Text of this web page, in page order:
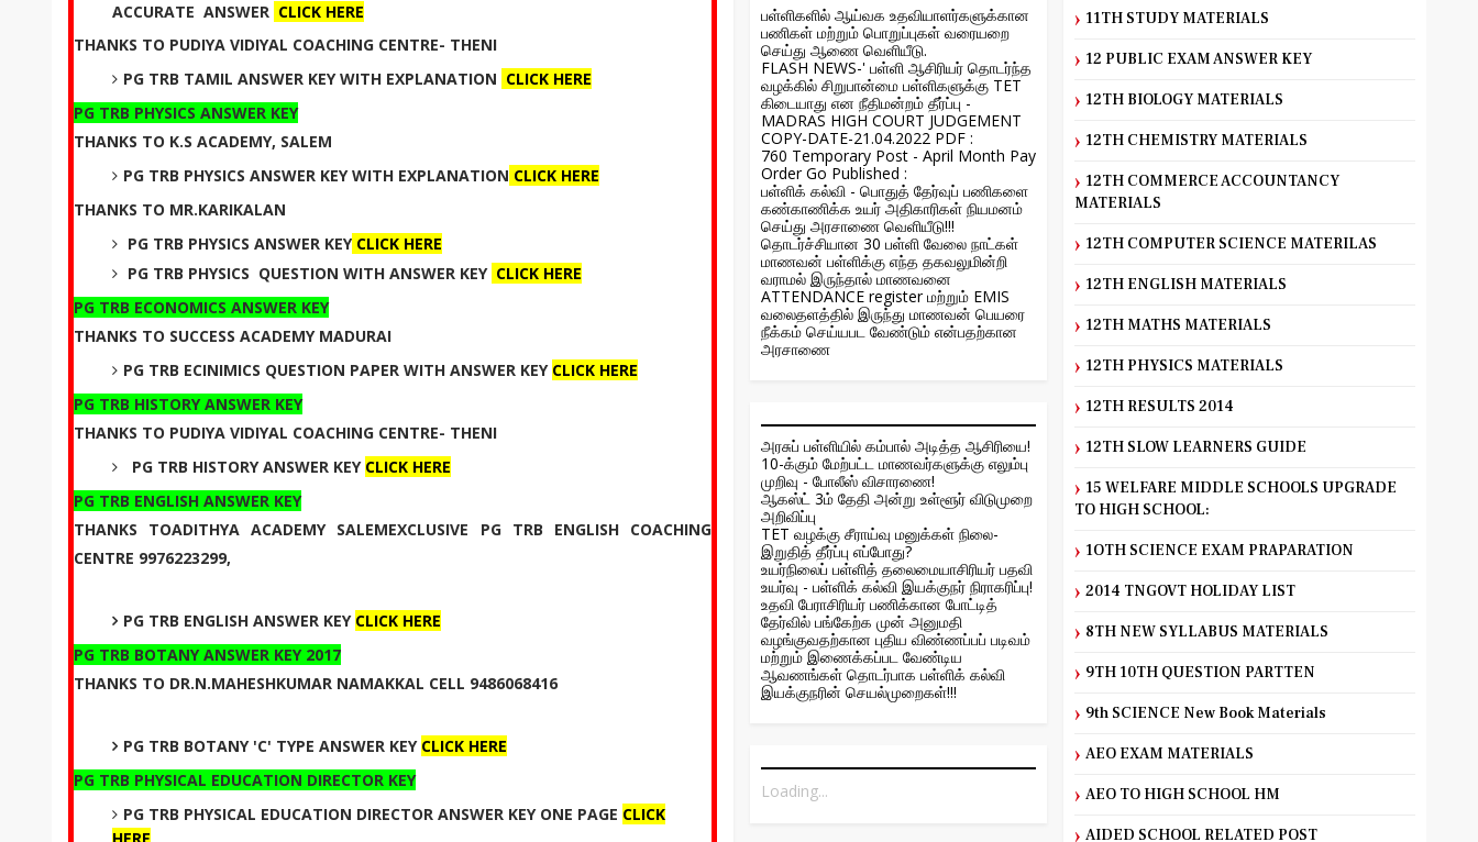
ACCURATE ANSWER CLICK HERE
THANKS TO PUDIYA VIDIYAL COACHING CENTRE- THENI
PG TRB TAMIL ANSWER KEY WITH EXPLANATION CLICK HERE
PG TRB PHYSICS ANSWER KEY
THANKS TO K.S ACADEMY, SALEM
PG TRB PHYSICS ANSWER KEY WITH EXPLANATION CLICK HERE
THANKS TO MR.KARIKALAN
PG TRB PHYSICS ANSWER KEY CLICK HERE
PG TRB PHYSICS QUESTION WITH ANSWER KEY CLICK HERE
PG TRB ECONOMICS ANSWER KEY
THANKS TO SUCCESS ACADEMY MADURAI
PG TRB ECINIMICS QUESTION PAPER WITH ANSWER KEY CLICK HERE
PG TRB HISTORY ANSWER KEY
THANKS TO PUDIYA VIDIYAL COACHING CENTRE- THENI
PG TRB HISTORY ANSWER KEY CLICK HERE
PG TRB ENGLISH ANSWER KEY
THANKS TOADITHYA ACADEMY SALEMEXCLUSIVE PG TRB ENGLISH COACHING
CENTRE 9976223299,
PG TRB ENGLISH ANSWER KEY CLICK HERE
PG TRB BOTANY ANSWER KEY 2017
THANKS TO DR.N.MAHESHKUMAR NAMAKKAL CELL 9486068416
PG TRB BOTANY 'C' TYPE ANSWER KEY CLICK HERE
PG TRB PHYSICAL EDUCATION DIRECTOR KEY
PG TRB PHYSICAL EDUCATION DIRECTOR ANSWER KEY ONE PAGE CLICK
பள்ளிகளில் ஆய்வக உதவியாளர்களுக்கான
பணிகள் மற்றும் பொறுப்புகள் வரையறை
செய்து ஆணை வெளியீடு.
FLASH NEWS-' பள்ளி ஆசிரியர் தொடர்ந்த
வழக்கில் சிறுபான்மை பள்ளிகளுக்கு TET
கிடையாது என நீதிமன்றம் தீர்ப்பு -
MADRAS HIGH COURT JUDGEMENT
COPY-DATE-21.04.2022 PDF :
760 Temporary Post - April Month Pay
Order Go Published :
பள்ளிக் கல்வி - பொதுத் தேர்வுப் பணிகளை
கண்காணிக்க உயர் அதிகாரிகள் நியமனம்
செய்து அரசாணை வெளியீடு!!!
தொடர்ச்சியான 30 பள்ளி வேலை நாட்கள்
மாணவன் பள்ளிக்கு எந்த தகவலுமின்றி
வராமல் இருந்தால் மாணவனை
ATTENDANCE register மற்றும் EMIS
வலைதளத்தில் இருந்து மாணவன் பெயரை
நீக்கம் செய்யபட வேண்டும் என்பதற்கான
அரசாணை
அரசுப் பள்ளியில் கம்பால் அடித்த ஆசிரியை!
10-க்கும் மேற்பட்ட மாணவர்களுக்கு எலும்பு
முறிவு - போலீஸ் விசாரணை!
ஆகஸ்ட் 3ம் தேதி அன்று உள்ளூர் விடுமுறை
அறிவிப்பு
TET வழக்கு சீராய்வு மனுக்கள் நிலை-
இறுதித் தீர்ப்பு எப்போது?
உயர்நிலைப் பள்ளித் தலைமையாசிரியர் பதவி
உயர்வு - பள்ளிக் கல்வி இயக்குநர் நிராகரிப்பு!
உதவி பேராசிரியர் பணிக்கான போட்டித்
தேர்வில் பங்கேற்க முன் அனுமதி
வழங்குவதற்கான புதிய விண்ணப்பப் படிவம்
மற்றும் இணைக்கப்பட வேண்டிய
ஆவணங்கள் தொடர்பாக பள்ளிக் கல்வி
இயக்குநரின் செயல்முறைகள்!!!
Loading...
11TH STUDY MATERIALS
12 PUBLIC EXAM ANSWER KEY
12TH BIOLOGY MATERIALS
12TH CHEMISTRY MATERIALS
12TH COMMERCE ACCOUNTANCY
MATERIALS
12TH COMPUTER SCIENCE MATERILAS
12TH ENGLISH MATERIALS
12TH MATHS MATERIALS
12TH PHYSICS MATERIALS
12TH RESULTS 2014
12TH SLOW LEARNERS GUIDE
15 WELFARE MIDDLE SCHOOLS UPGRADE
TO HIGH SCHOOL:
1OTH SCIENCE EXAM PRAPARATION
2014 TNGOVT HOLIDAY LIST
8TH NEW SYLLABUS MATERIALS
9TH 10TH QUESTION PARTTEN
9th SCIENCE New Book Materials
AEO EXAM MATERIALS
AEO TO HIGH SCHOOL HM
AIDED SCHOOL RELATED POST